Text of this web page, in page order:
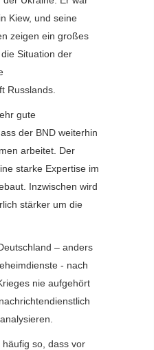
Kiew, und seine
zeigen ein großes
Situation der
Russlands.
gute
der BND weiterhin
arbeitet. Der
starke Expertise im
Inzwischen wird
stärker um die
– anders
- nach
nie aufgehört
so, dass vor